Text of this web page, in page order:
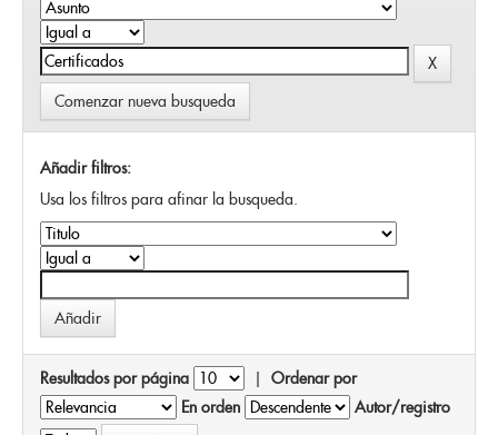
Comenzar nueva busqueda
Añadir filtros:
Usa los filtros para afinar la busqueda.
Resultados por página | Ordenar por
En orden
Autor/registro